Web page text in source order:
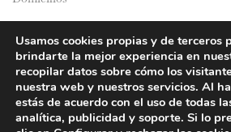
© 2024 Y&Y Asian Market. All
Usamos cookies propias y de terceros
brindarte la mejor experiencia en
recopilar datos sobre cómo los
nuestra web y nuestros servicios. Al
estás de acuerdo con el uso de todas
analítica, publicidad y soporte. Si lo